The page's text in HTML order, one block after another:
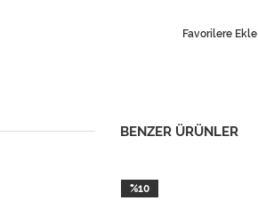
Favorilere Ekle
BENZER ÜRÜNLER
%10